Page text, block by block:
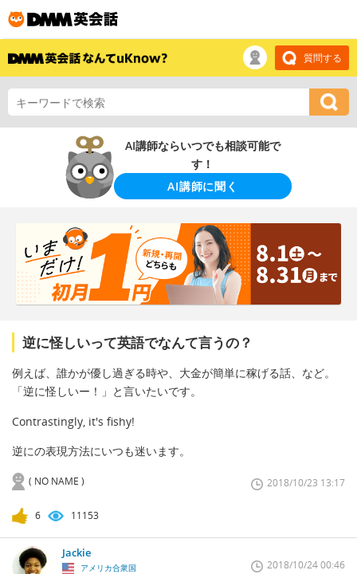
質問する
AI講師ならいつでも相談可能で
す！
AI講師に聞く
逆に怪しいって英語でなんて言うの？
例えば、誰かが優し過ぎる時や、大金が簡単に稼げる話、など。
「逆に怪しいー！」と言いたいです。
Contrastingly, it's fishy!
逆にの表現方法にいつも迷います。
( NO NAME ) 2018/10/23 13:17
6 11153
Jackie
アメリカ合衆国 2018/10/24 00:46